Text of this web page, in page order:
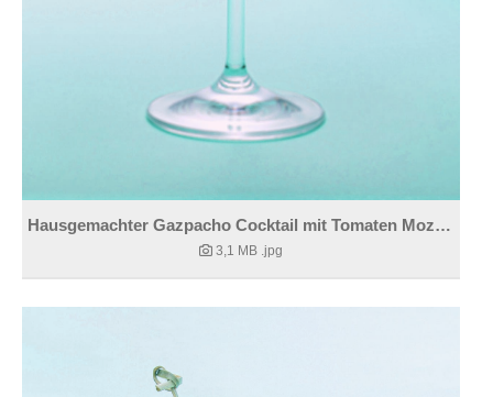
Hausgemachter Gazpacho Cocktail mit Tomaten Mozzarellaspießchen
3,1 MB .jpg